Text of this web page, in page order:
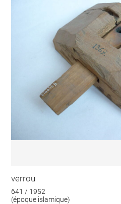
verrou
641 / 1952
(époque islamique)